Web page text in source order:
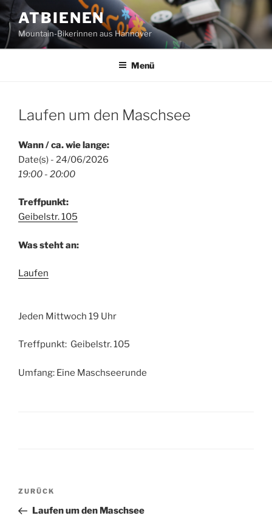
Zum
Inhalt
springen
ATBIENEN
Mountain-Bikerinnen aus Hannover
Menü
Laufen um den Maschsee
Wann / ca. wie lange:
Date(s) - 24/06/2026
19:00 - 20:00
Treffpunkt:
Geibelstr. 105
Was steht an:
Laufen
Jeden Mittwoch 19 Uhr
Treffpunkt: Geibelstr. 105
Umfang: Eine Maschseerunde
Beitragsnavigation
Vorheriger
Beitrag
ZURÜCK
Laufen um den Maschsee